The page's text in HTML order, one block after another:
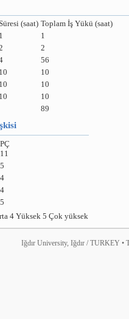
(saat) Toplam İş Yükü (saat)
1
1
2
56
10
10
10
10
10
10
89
PÇ
11
5
4
4
5
4 Yüksek 5 Çok yüksek
Iğdır University, Iğdır / TURKEY •